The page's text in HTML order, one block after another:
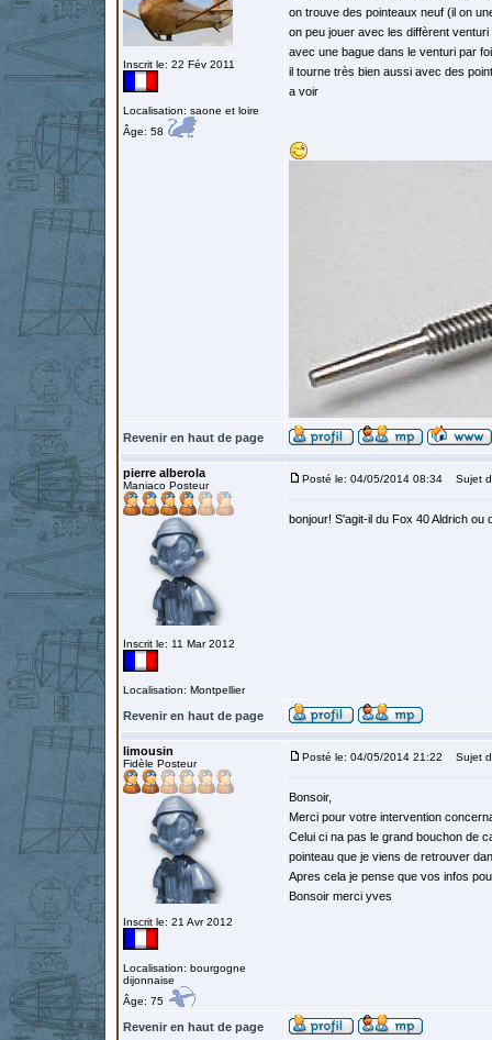
Inscrit le: 22 Fév 2011
Localisation: saone et loire
Âge: 58
on trouve des pointeaux neuf (il on
on peu jouer avec les diffèrent
avec une bague dans le venturi par
il tourne très bien aussi avec des
a voir
Revenir en haut de page
pierre alberola
Maniaco Posteur
Inscrit le: 11 Mar 2012
Localisation: Montpellier
Posté le: 04/05/2014 08:34 Sujet
bonjour! S'agit-il du Fox 40 Aldrich
Revenir en haut de page
limousin
Fidèle Posteur
Inscrit le: 21 Avr 2012
Localisation: bourgogne
dijonnaise
Âge: 75
Posté le: 04/05/2014 21:22 Sujet
Bonsoir,
Merci pour votre intervention
Celui ci na pas le grand bouchon de
pointeau que je viens de retrouver
Apres cela je pense que vos infos
Bonsoir merci yves
Revenir en haut de page